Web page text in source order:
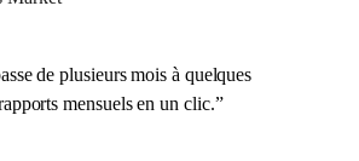
de plusieurs mois à quelques
mensuels en un clic.”